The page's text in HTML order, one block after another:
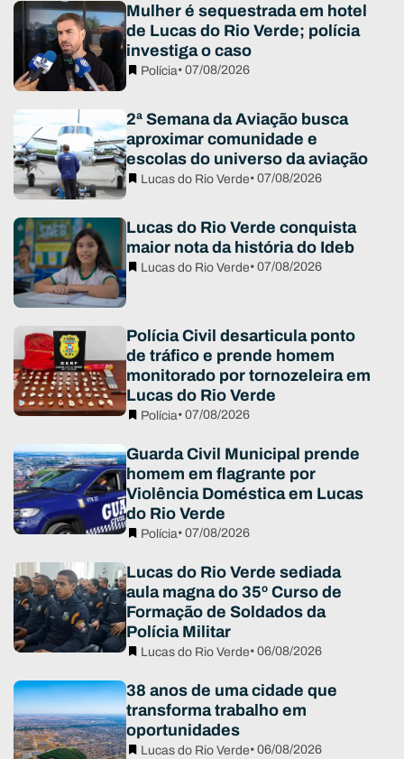
Mulher é sequestrada em hotel
de Lucas do Rio Verde; polícia
investiga o caso
Polícia• 07/08/2026
2ª Semana da Aviação busca
aproximar comunidade e
escolas do universo da aviação
Lucas do Rio Verde• 07/08/2026
Lucas do Rio Verde conquista
maior nota da história do Ideb
Lucas do Rio Verde• 07/08/2026
Polícia Civil desarticula ponto
de tráfico e prende homem
monitorado por tornozeleira em
Lucas do Rio Verde
Polícia• 07/08/2026
Guarda Civil Municipal prende
homem em flagrante por
Violência Doméstica em Lucas
do Rio Verde
Polícia• 07/08/2026
Lucas do Rio Verde sediada
aula magna do 35º Curso de
Formação de Soldados da
Polícia Militar
Lucas do Rio Verde• 06/08/2026
38 anos de uma cidade que
transforma trabalho em
oportunidades
Lucas do Rio Verde• 06/08/2026